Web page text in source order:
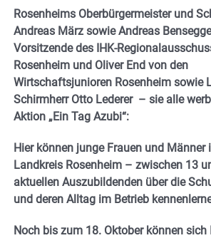
Rosenheims Oberbürgermeister und
Andreas März sowie Andreas
Vorsitzende des IHK-
Rosenheim und Oliver End von den
Wirtschaftsjunioren Rosenheim sowie
Schirmherr Otto Lederer – sie alle
Aktion „Ein Tag Azubi“:
Hier können junge Frauen und Männer
Landkreis Rosenheim – zwischen 13
aktuellen Auszubildenden über die
und deren Alltag im Betrieb
Noch bis zum 18. Oktober können sich